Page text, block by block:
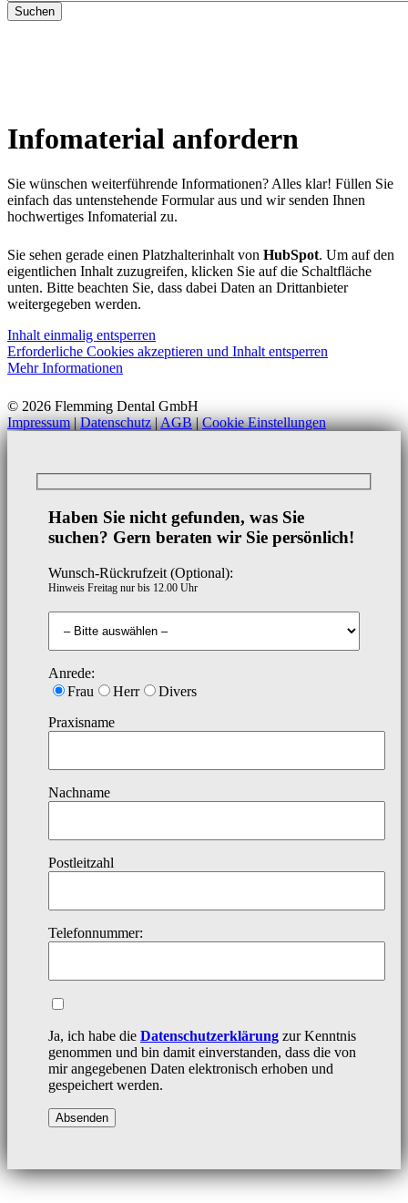
Infomaterial anfordern
Sie wünschen weiterführende Informationen? Alles klar! Füllen Sie
einfach das untenstehende Formular aus und wir senden Ihnen
hochwertiges Infomaterial zu.
Sie sehen gerade einen Platzhalterinhalt von HubSpot. Um auf den
eigentlichen Inhalt zuzugreifen, klicken Sie auf die Schaltfläche
unten. Bitte beachten Sie, dass dabei Daten an Drittanbieter
weitergegeben werden.
Inhalt einmalig entsperren
Erforderliche Cookies akzeptieren und Inhalt entsperren
Mehr Informationen
© 2026 Flemming Dental GmbH
Impressum|Datenschutz|AGB|Cookie Einstellungen
Haben Sie nicht gefunden, was Sie
suchen? Gern beraten wir Sie persönlich!
Wunsch-Rückrufzeit (Optional):
Hinweis Freitag nur bis 12.00 Uhr
Anrede:
Frau
Herr
Divers
Praxisname
Nachname
Postleitzahl
Telefonnummer:
Ja, ich habe die Datenschutzerklärung zur Kenntnis
genommen und bin damit einverstanden, dass die von
mir angegebenen Daten elektronisch erhoben und
gespeichert werden.